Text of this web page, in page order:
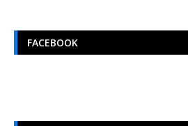
FACEBOOK